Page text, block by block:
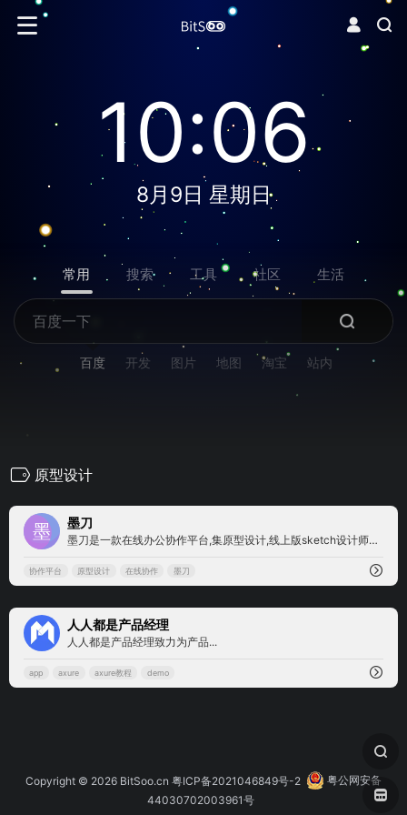
10:06
8月9日 星期日
常用 搜索 工具 社区 生活
百度 开发 图片 地图 淘宝 站内
原型设计
墨刀
墨刀是一款在线办公协作平台,集原型设计,线上版sketch设计师工具、流程图、思维导图为一体，支持团队项目实时协作和管理，金融级数据安全保障，还支持私有化部署，是设计师、产品经理和技术开发团队必备工具。
协作平台 原型设计 在线协作 墨刀
人人都是产品经理
人人都是产品经理致力为产品...
app axure axure教程 demo
Copyright © 2026 BitSoo.cn 粤ICP备2021046849号-2
粤公网安备
44030702003961号